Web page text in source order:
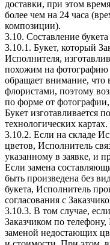
доставки, при этом
более чем на 24 часа
композиции).
3.10. Составление
3.10.1. Букет, который
Исполнителя,
похожим на фотографию
обращает внимание, что
флористами, поэтому
по форме от
Букет изготавливается
технологических картах.
3.10.2. Если на складе
цветов, Исполнитель
указанному в заявке, и
Если замена
быть произведена без
букета, Исполнитель
согласования с
3.10.3. В том случае,
Заказчиком по телефону,
заменой недостающих